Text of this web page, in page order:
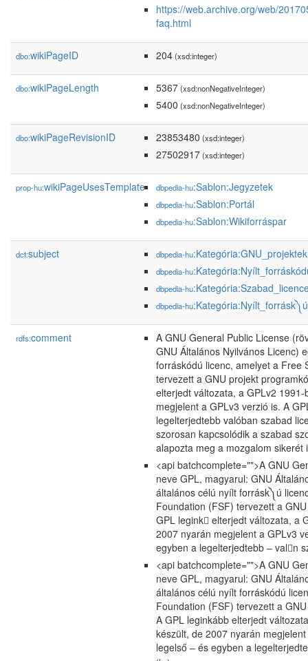
https://web.archive.org/web/
faq.html
dbo:wikiPageID 204(xsd:integer)
dbo:wikiPageLength 5367(xsd:nonNegativeInteger)
5400 (xsd:nonNegativeInteger)
dbo:wikiPageRevisionID 23853480 (xsd:integer)
27502917(xsd:integer)
prop-hu:wikiPageUsesTemplate dbpedia-hu:Sablon:Jegyzetek
dbpedia-hu:Sablon:Portál
dbpedia-hu:Sablon:Wikiforráspar
dct:subject dbpedia-hu:Kategória:GNU_projektek
dbpedia-hu
dbpedia-hu
dbpedia-hu
rdfs:comment
A GNU General Public License
GNU Általános Nyilvános Licenc)
forráskódú licenc, amelyet a Free
tervezett a GNU projekt
elterjedt változata, a GPLv2
megjelent a GPLv3 verzió is. A
legelterjedtebb valóban szabad
szorosan kapcsolódik a szabad
alapozta meg a mozgalom sikerét
<api batchcomplete="">A GNU
neve GPL, magyarul: GNU
általános célú nyílt forrásk༽ú
Foundation (FSF) tervezett a
GPL legink elterjedt változata, a
2007 nyarán megjelent a GPLv3
egyben a legelterjedtebb – valn
<api batchcomplete="">A GNU
neve GPL, magyarul: GNU
általános célú nyílt forráskódú
Foundation (FSF) tervezett a
A GPL leginkább elterjedt
készült, de 2007 nyarán
legelső – és egyben a